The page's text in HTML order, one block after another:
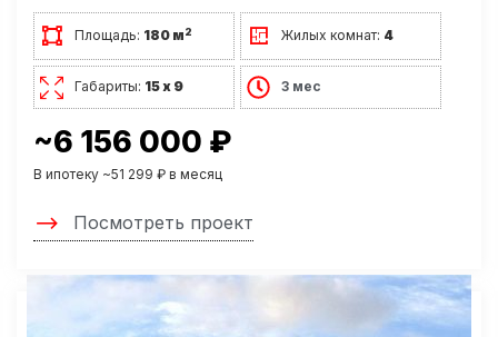
Площадь: 180 м2 Жилых комнат: 4
Габариты: 15 х 9 3 мес
~6 156 000 ₽
В ипотеку ~51 299 ₽ в месяц
Посмотреть проект